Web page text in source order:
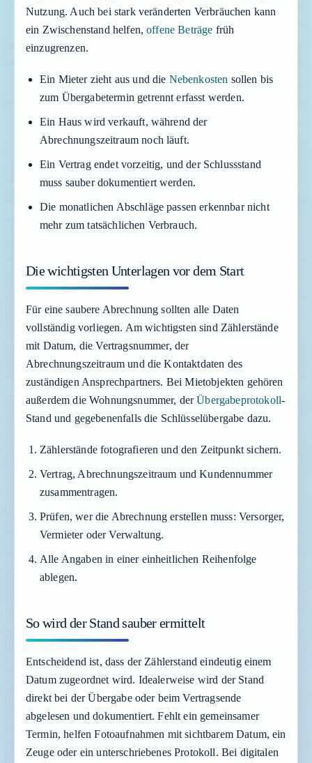
Nutzung. Auch bei stark veränderten Verbräuchen kann
ein Zwischenstand helfen,offene Beträge früh
einzugrenzen.
Ein Mieter zieht aus und die Nebenkosten sollen bis
zum Übergabetermin getrennt erfasst werden.
Ein Haus wird verkauft, während der
Abrechnungszeitraum noch läuft.
Ein Vertrag endet vorzeitig, und der Schlussstand
muss sauber dokumentiert werden.
Die monatlichen Abschläge passen erkennbar nicht
mehr zum tatsächlichen Verbrauch.
Die wichtigsten Unterlagen vor dem Start
Für eine saubere Abrechnung sollten alle Daten
vollständig vorliegen. Am wichtigsten sind Zählerstände
mit Datum, die Vertragsnummer, der
Abrechnungszeitraum und die Kontaktdaten des
zuständigen Ansprechpartners. Bei Mietobjekten gehören
außerdem die Wohnungsnummer, derÜbergabeprotokoll-
Stand und gegebenenfalls die Schlüsselübergabe dazu.
Zählerstände fotografieren und den Zeitpunkt sichern.
Vertrag, Abrechnungszeitraum und Kundennummer
zusammentragen.
Prüfen, wer die Abrechnung erstellen muss: Versorger,
Vermieter oder Verwaltung.
Alle Angaben in einer einheitlichen Reihenfolge
ablegen.
So wird der Stand sauber ermittelt
Entscheidend ist, dass der Zählerstand eindeutig einem
Datum zugeordnet wird. Idealerweise wird der Stand
direkt bei der Übergabe oder beim Vertragsende
abgelesen und dokumentiert. Fehlt ein gemeinsamer
Termin, helfen Fotoaufnahmen mit sichtbarem Datum, ein
Zeuge oder ein unterschriebenes Protokoll. Bei digitalen